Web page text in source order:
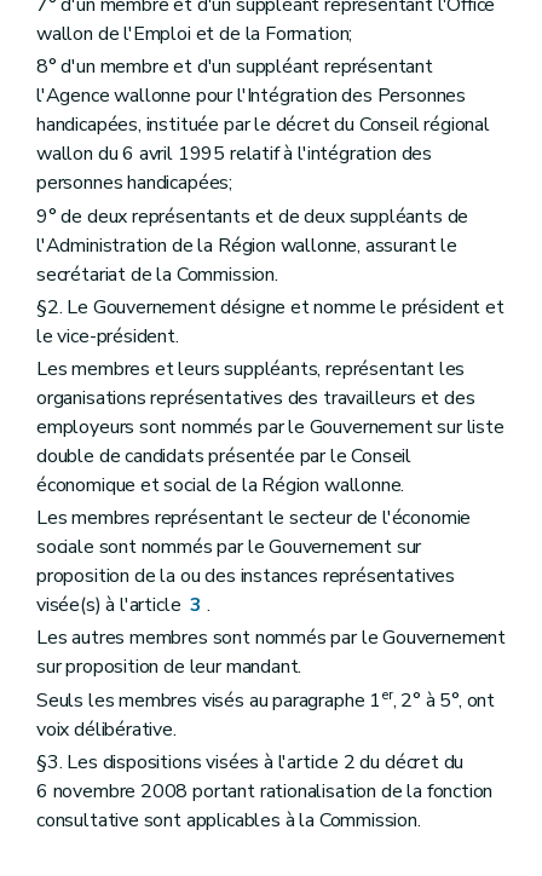
wallon de l'Emploi et de la Formation;
8° d'un membre et d'un suppléant représentant
l'Agence wallonne pour l'Intégration des Personnes
handicapées, instituée par le décret du Conseil régional
wallon du 6 avril 1995 relatif à l'intégration des
personnes handicapées;
9° de deux représentants et de deux suppléants de
l'Administration de la Région wallonne, assurant le
secrétariat de la Commission.
§2. Le Gouvernement désigne et nomme le président et
le vice-président.
Les membres et leurs suppléants, représentant les
organisations représentatives des travailleurs et des
employeurs sont nommés par le Gouvernement sur liste
double de candidats présentée par le Conseil
économique et social de la Région wallonne.
Les membres représentant le secteur de l'économie
sociale sont nommés par le Gouvernement sur
proposition de la ou des instances représentatives
visée(s) à l'article3 .
Les autres membres sont nommés par le Gouvernement
sur proposition de leur mandant.
Seuls les membres visés au paragraphe 1er, 2° à 5°, ont
voix délibérative.
§3. Les dispositions visées à l'article 2 du décret du
6 novembre 2008 portant rationalisation de la fonction
consultative sont applicables à la Commission.